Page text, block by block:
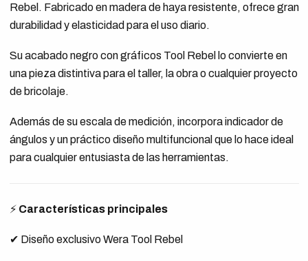
Rebel. Fabricado en madera de haya resistente, ofrece gran
durabilidad y elasticidad para el uso diario.
Su acabado negro con gráficos Tool Rebel lo convierte en
una pieza distintiva para el taller, la obra o cualquier proyecto
de bricolaje.
Además de su escala de medición, incorpora indicador de
ángulos y un práctico diseño multifuncional que lo hace ideal
para cualquier entusiasta de las herramientas.
⚡ Características principales
✔ Diseño exclusivo Wera Tool Rebel